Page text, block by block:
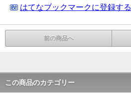
はてなブックマークに登録する
前の商品へ
この商品のカテゴリー